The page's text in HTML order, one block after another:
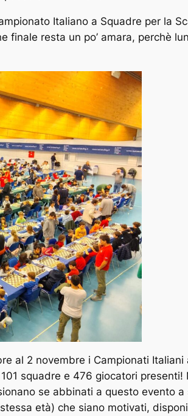
Italiano a Squadre per la
finale resta un po’ amara, perchè
al 2 novembre i Campionati
squadre e 476 giocatori
se abbinati a questo evento
età) che siano motivati,